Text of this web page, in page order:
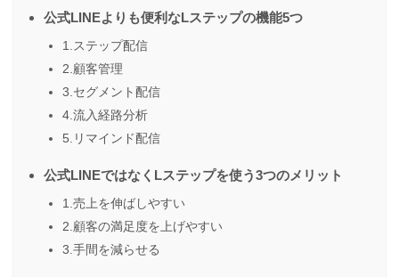
公式LINEよりも便利なLステップの機能5つ
1.ステップ配信
2.顧客管理
3.セグメント配信
4.流入経路分析
5.リマインド配信
公式LINEではなくLステップを使う3つのメリット
1.売上を伸ばしやすい
2.顧客の満足度を上げやすい
3.手間を減らせる